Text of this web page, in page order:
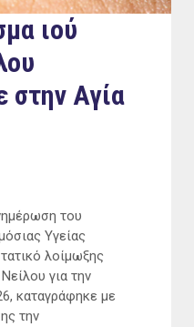
ιού
στην Αγία
του
Υγείας
λοίμωξης
για την
καταγράφηκε με
την